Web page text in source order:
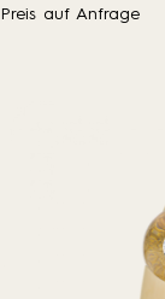
Preis auf Anfrage